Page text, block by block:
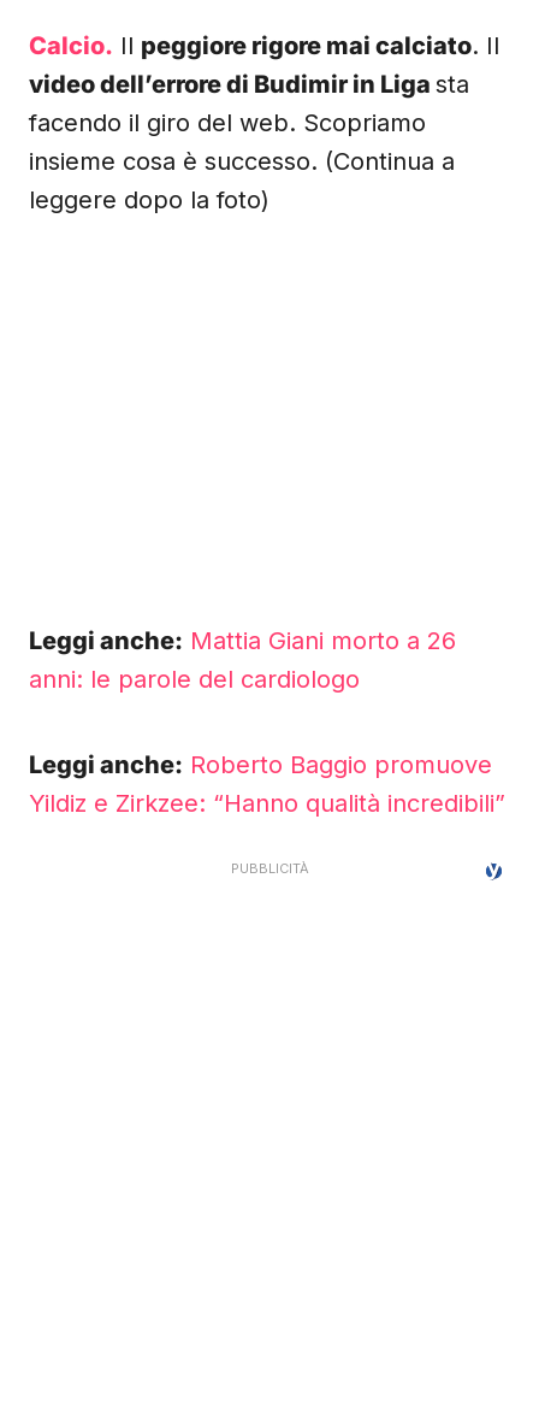
Calcio. Il peggiore rigore mai calciato. Il
video dell’errore di Budimir in Liga sta
facendo il giro del web. Scopriamo
insieme cosa è successo. (Continua a
leggere dopo la foto)
Leggi anche: Mattia Giani morto a 26
anni: le parole del cardiologo
Leggi anche: Roberto Baggio promuove
Yildiz e Zirkzee: “Hanno qualità incredibili”